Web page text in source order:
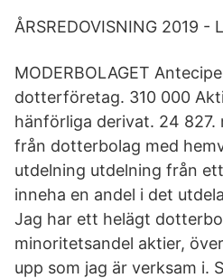
ÅRSREDOVISNING 2019 -
MODERBOLAGET
dotterföretag. 310 000
hänförliga derivat. 24 827.
från dotterbolag med
utdelning utdelning från
inneha en andel i det
Jag har ett helägt
minoritetsandel aktier,
upp som jag är verksam i.